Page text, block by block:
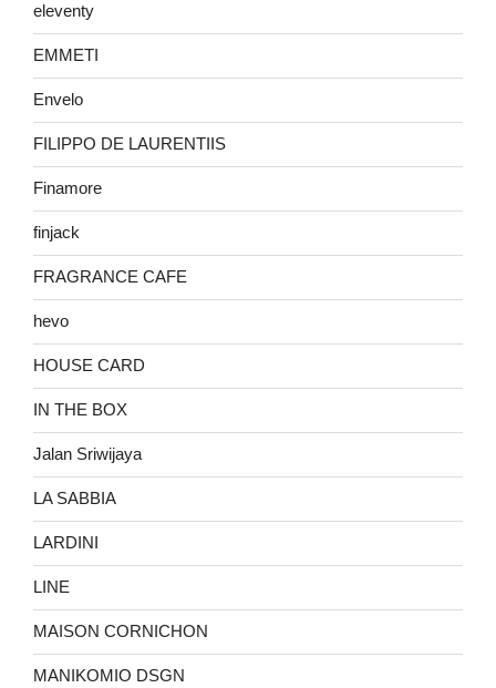
eleventy
EMMETI
Envelo
FILIPPO DE LAURENTIIS
Finamore
finjack
FRAGRANCE CAFE
hevo
HOUSE CARD
IN THE BOX
Jalan Sriwijaya
LA SABBIA
LARDINI
LINE
MAISON CORNICHON
MANIKOMIO DSGN